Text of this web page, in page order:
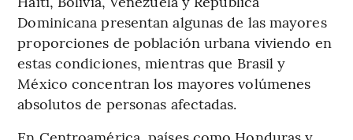
Dominicana presentan algunas de las mayores
proporciones de población urbana viviendo en
estas condiciones, mientras que Brasil y
México concentran los mayores volúmenes
absolutos de personas afectadas.